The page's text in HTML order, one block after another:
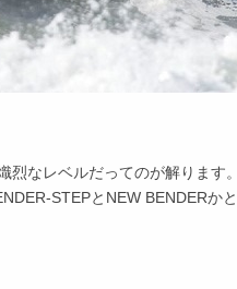
なレベルだってのが解ります。
STEPとNEW BENDERか